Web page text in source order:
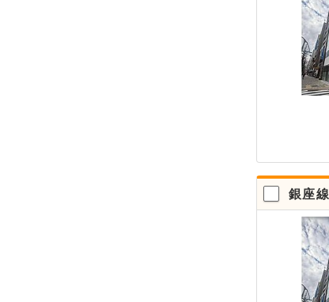
銀座